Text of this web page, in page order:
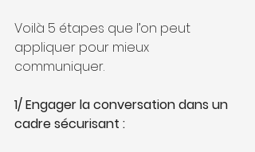
Voilà 5 étapes que l’on peut
appliquer pour mieux
communiquer.
1/ Engager la conversation dans un
cadre sécurisant :